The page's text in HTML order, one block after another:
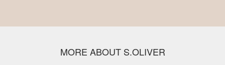
MORE ABOUT S.OLIVER